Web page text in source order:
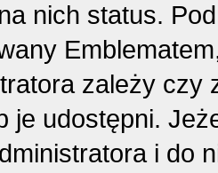
nich status.
zależy czy
je udostępni.
i do